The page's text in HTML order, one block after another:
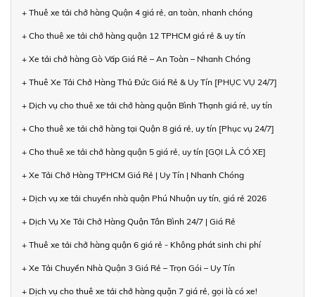
+ Thuê xe tải chở hàng Quận 4 giá rẻ, an toàn, nhanh chóng
+ Cho thuê xe tải chở hàng quận 12 TPHCM giá rẻ & uy tín
+ Xe tải chở hàng Gò Vấp Giá Rẻ – An Toàn – Nhanh Chóng
+ Thuê Xe Tải Chở Hàng Thủ Đức Giá Rẻ & Uy Tín [PHỤC VỤ 24/7]
+ Dịch vụ cho thuê xe tải chở hàng quận Bình Thạnh giá rẻ, uy tín
+ Cho thuê xe tải chở hàng tại Quận 8 giá rẻ, uy tín [Phục vụ 24/7]
+ Cho thuê xe tải chở hàng quận 5 giá rẻ, uy tín [GỌI LÀ CÓ XE]
+ Xe Tải Chở Hàng TPHCM Giá Rẻ | Uy Tín | Nhanh Chóng
+ Dịch vụ xe tải chuyển nhà quận Phú Nhuận uy tín, giá rẻ 2026
+ Dịch Vụ Xe Tải Chở Hàng Quận Tân Bình 24/7 | Giá Rẻ
+ Thuê xe tải chở hàng quận 6 giá rẻ - Không phát sinh chi phí
+ Xe Tải Chuyển Nhà Quận 3 Giá Rẻ – Trọn Gói – Uy Tín
+ Dịch vụ cho thuê xe tải chở hàng quận 7 giá rẻ, gọi là có xe!